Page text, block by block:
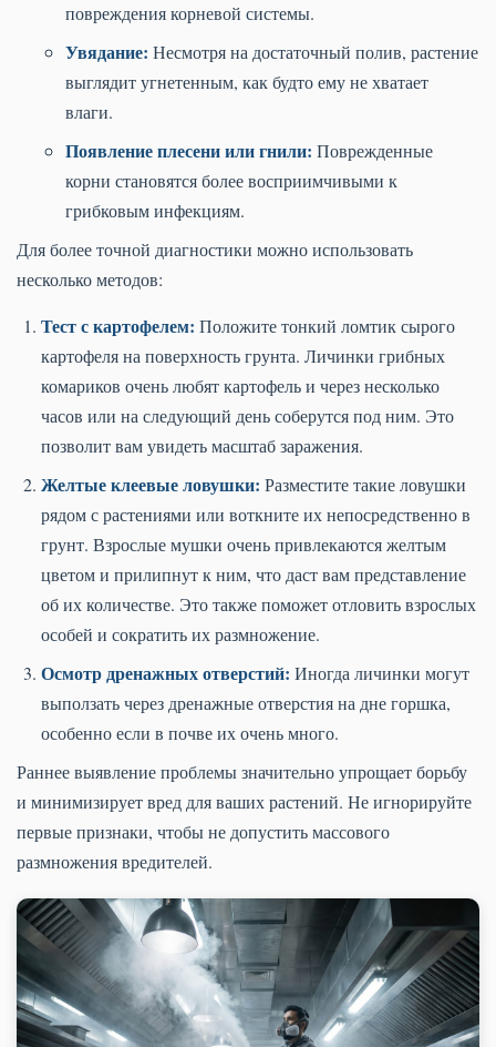
повреждения корневой системы.
Увядание: Несмотря на достаточный полив, растение
выглядит угнетенным, как будто ему не хватает
влаги.
Появление плесени или гнили: Поврежденные
корни становятся более восприимчивыми к
грибковым инфекциям.
Для более точной диагностики можно использовать
несколько методов:
Тест с картофелем: Положите тонкий ломтик сырого
картофеля на поверхность грунта. Личинки грибных
комариков очень любят картофель и через несколько
часов или на следующий день соберутся под ним. Это
позволит вам увидеть масштаб заражения.
Желтые клеевые ловушки: Разместите такие ловушки
рядом с растениями или воткните их непосредственно в
грунт. Взрослые мушки очень привлекаются желтым
цветом и прилипнут к ним, что даст вам представление
об их количестве. Это также поможет отловить взрослых
особей и сократить их размножение.
Осмотр дренажных отверстий: Иногда личинки могут
выползать через дренажные отверстия на дне горшка,
особенно если в почве их очень много.
Раннее выявление проблемы значительно упрощает борьбу
и минимизирует вред для ваших растений. Не игнорируйте
первые признаки, чтобы не допустить массового
размножения вредителей.